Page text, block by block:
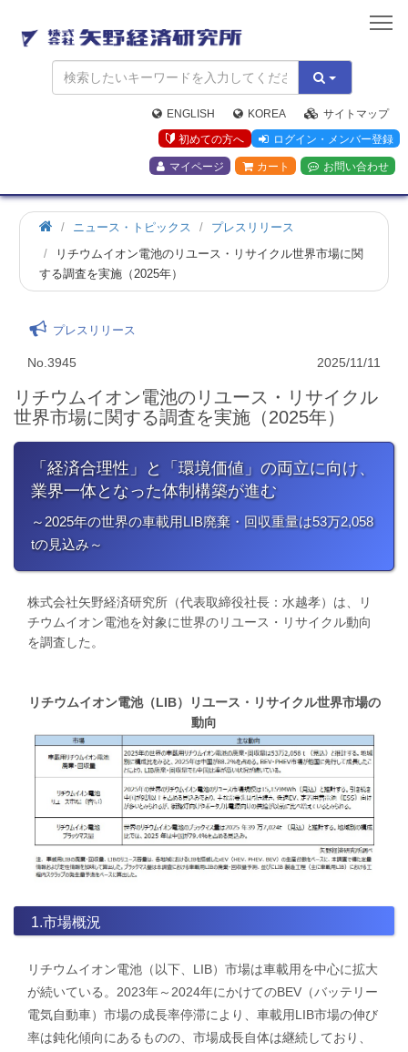
矢
野
経
済
研
究
所
ENGLISH KOREA
サイトマップ
初めての方へ
ログイン・メンバー登録
マイページ カート お問い合わせ
ニュース・トピックス
プレスリリース
リチウムイオン電池のリユース・リサイクル世界市場に関
する調査を実施（2025年）
プレスリリース
No.3945 2025/11/11
リチウムイオン電池のリユース・リサイクル
世界市場に関する調査を実施（2025年）
「経済合理性」と「環境価値」の両立に向け、
業界一体となった体制構築が進む
～2025年の世界の車載用LIB廃棄・回収重量は53万2,058
tの見込み～
株式会社矢野経済研究所（代表取締役社長：水越孝）は、リ
チウムイオン電池を対象に世界のリユース・リサイクル動向
を調査した。
リチウムイオン電池（LIB）リユース・リサイクル世界市場の
動向
1.市場概況
リチウムイオン電池（以下、LIB）市場は車載用を中心に拡大
が続いている。2023年～2024年にかけてのBEV（バッテリー
電気自動車）市場の成長率停滞により、車載用LIB市場の伸び
率は鈍化傾向にあるものの、市場成長自体は継続しており、